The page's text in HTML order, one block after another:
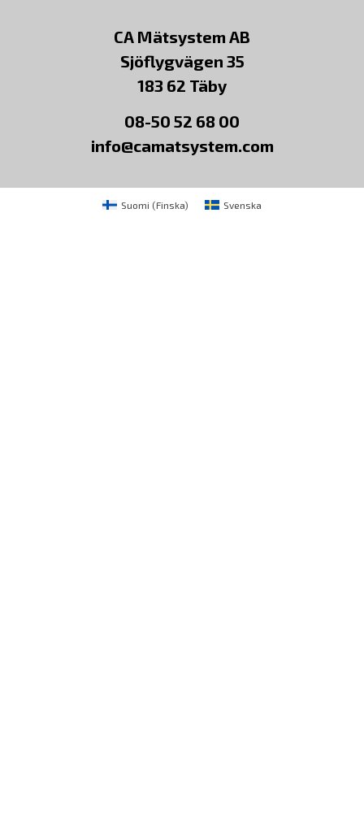
CA Mätsystem AB
Sjöflygvägen 35
183 62 Täby
08-50 52 68 00
info@camatsystem.com
Suomi (Finska) Svenska